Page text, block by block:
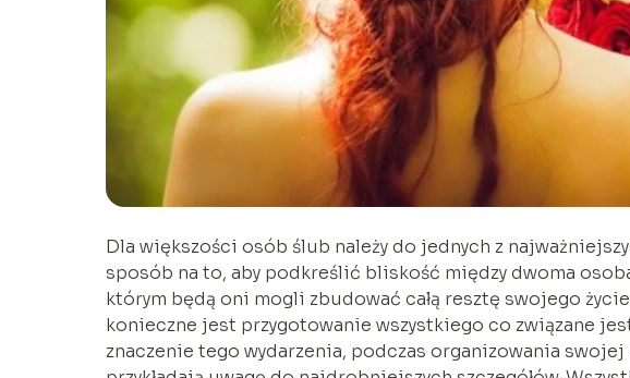
Dla większości osób ślub należy do jednych z
sposób na to, aby podkreślić bliskość między dwoma
którym będą oni mogli zbudować całą resztę swojego
konieczne jest przygotowanie wszystkiego co związane
znaczenie tego wydarzenia, podczas organizowania